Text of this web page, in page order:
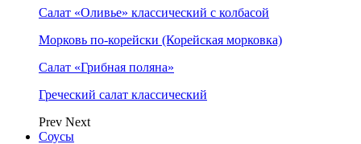
Салат «Оливье» классический с колбасой
Морковь по-корейски (Корейская морковка)
Салат «Грибная поляна»
Греческий салат классический
Prev Next
Соусы